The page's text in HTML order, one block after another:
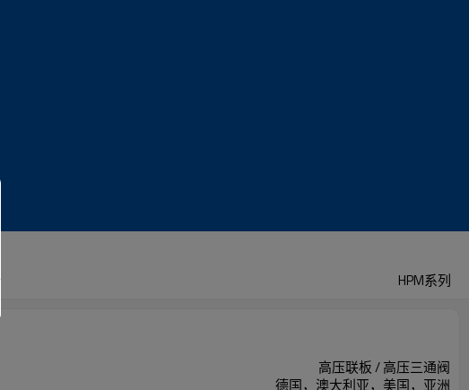
HPM系列
高压联板 / 高压三通阀
德国，澳大利亚，美国，亚洲